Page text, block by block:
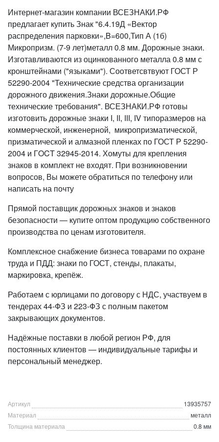
Интернет-магазин компании ВСЕЗНАКИ.РФ
предлагает купить Знак "6.4.19Д «Вектор
распределения парковки»,B=600,Тип А (1б)
Микропризм. (7-9 лет)металл 0.8 мм. Дорожные знаки.
Изготавливаются из оцинкованного металла 0.8 мм с
кронштейнами ("языками"). Соответсвтвуют ГОСТ Р
52290-2004 "Технические средства организации
дорожного движения.Знаки дорожные.Общие
технические требования". ВСЕЗНАКИ.РФ готовы
изготовить дорожные знаки I, II, III, IV типоразмеров на
коммерческой, инженерной, микропризматической,
призматической и алмазной пленках по ГОСТ Р 52290-
2004 и ГOCT 32945-2014. Хомуты для крепления
знаков в комплект не входят. При возникновении
вопросов, Вы можете обратиться по телефону или
написать на почту
Прямой поставщик дорожных знаков и знаков
безопасности — купите оптом продукцию собственного
производства по ценам изготовителя.
Комплексное снабжение бизнеса товарами по охране
труда и ПДД: знаки по ГОСТ, стенды, плакаты,
маркировка, крепёж.
Работаем с юрлицами по договору с НДС, участвуем в
тендерах 44-ФЗ и 223-ФЗ с полным пакетом
закрывающих документов.
Надёжные поставки в любой регион РФ, для
постоянных клиентов — индивидуальные тарифы и
персональный менеджер.
Артикул
13935757
Материал
металл
Толщина материала
0.8 мм